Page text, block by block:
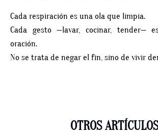
Cada respiración es una ola que limpia.
Cada gesto —lavar, cocinar, tender—
oración.
No se trata de negar el fin, sino de vivir
OTROS ARTÍCULOS